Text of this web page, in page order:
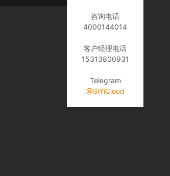
咨询电话
4000144014
客户经理电话
15313800931
Telegram
@SiYiCloud